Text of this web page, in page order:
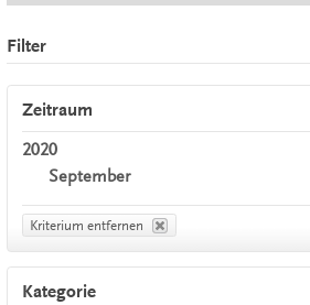
Filter
Zeitraum
2020
September
Kriterium entfernen
Kategorie